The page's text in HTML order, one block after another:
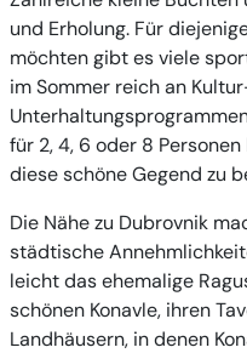
und Erholung. Für
möchten gibt es viele
im Sommer reich an
für 2, 4, 6 oder 8
diese schöne Gegend zu
Die Nähe zu Dubrovnik
städtische
leicht das ehemalige
schönen Konavle, ihren
Landhäusern, in denen